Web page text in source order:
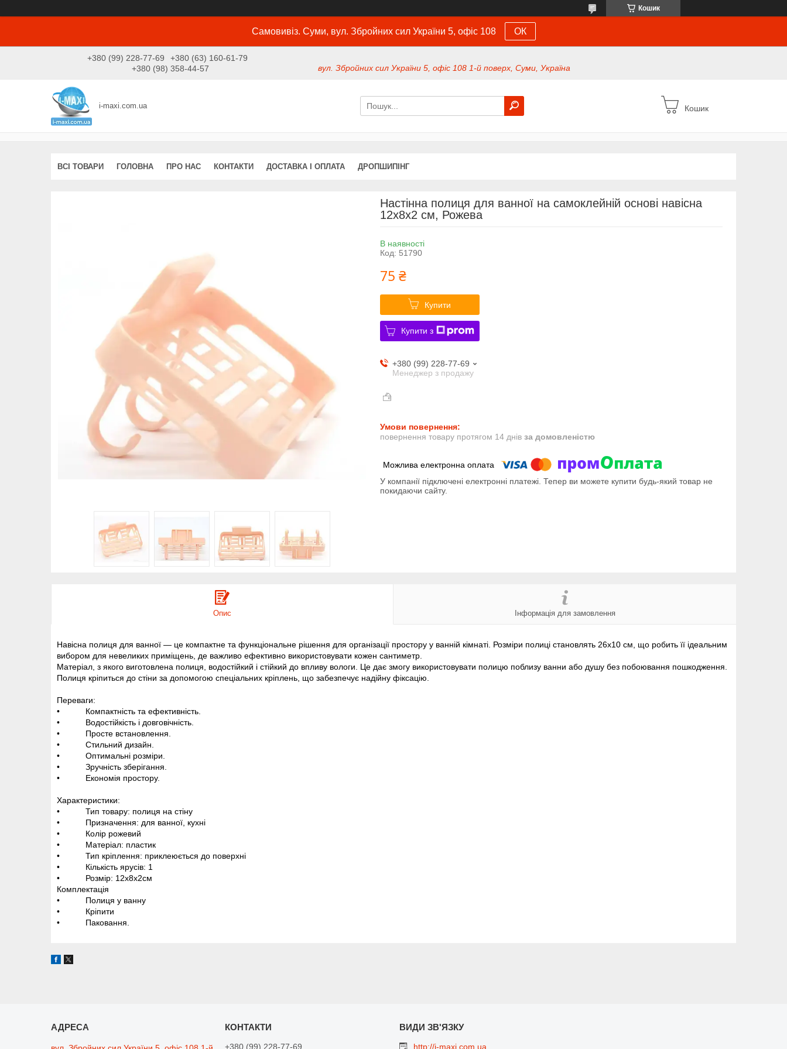
Кошик
Самовивіз. Суми, вул. Збройних сил України 5, офіс 108 ОК
+380 (99) 228-77-69
+380 (63) 160-61-79
+380 (98) 358-44-57
вул. Збройних сил України 5, офіс 108 1-й поверх, Суми, Україна
i-maxi.com.ua Кошик
ВСІ ТОВАРИ ГОЛОВНА ПРО НАС КОНТАКТИ ДОСТАВКА І ОПЛАТА ДРОПШИПІНГ
Настінна полиця для ванної на самоклейній основі навісна
12х8х2 см, Рожева
В наявності
Код: 51790
75 ₴
Купити
Купити з
+380 (99) 228-77-69
Менеджер з продажу
повернення товару протягом 14 днів за домовленістю
У компанії підключені електронні платежі. Тепер ви можете купити будь-який товар не
покидаючи сайту.
Опис Інформація для замовлення
Навісна полиця для ванної — це компактне та функціональне рішення для організації простору у ванній кімнаті. Розміри полиці становлять 26х10 см, що робить її ідеальним
вибором для невеликих приміщень, де важливо ефективно використовувати кожен сантиметр.
Матеріал, з якого виготовлена полиця, водостійкий і стійкий до впливу вологи. Це дає змогу використовувати полицю поблизу ванни або душу без побоювання пошкодження.
Полиця кріпиться до стіни за допомогою спеціальних кріплень, що забезпечує надійну фіксацію.
Переваги:
• Компактність та ефективність.
• Водостійкість і довговічність.
• Просте встановлення.
• Стильний дизайн.
• Оптимальні розміри.
• Зручність зберігання.
• Економія простору.
Характеристики:
• Тип товару: полиця на стіну
• Призначення: для ванної, кухні
• Колір рожевий
• Матеріал: пластик
• Тип кріплення: приклеюється до поверхні
• Кількість ярусів: 1
• Розмір: 12х8х2см
Комплектація
• Полиця у ванну
• Кріпити
• Паковання.
+380 (99) 228-77-69 http://i-maxi.com.ua